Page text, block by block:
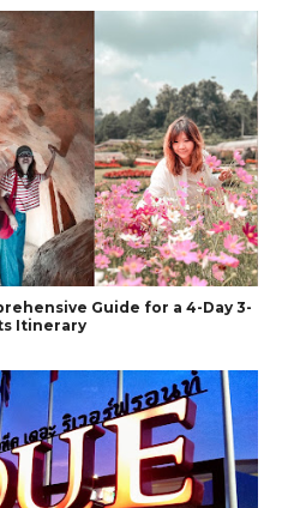
Guide for a 4-Day 3-
Itinerary